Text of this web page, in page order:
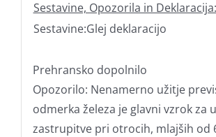
Sestavine, Opozorila in Deklaracija:
Sestavine:Glej deklaracijo
Prehransko dopolnilo
Opozorilo: Nenamerno užitje
odmerka železa je glavni vzrok za
zastrupitve pri otrocih, mlajših od